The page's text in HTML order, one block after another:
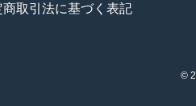
商取引法に基づく表記
©